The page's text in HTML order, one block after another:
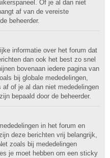
Of je al dan niet
af van de vereiste
beheerder.
informatie over het forum dat
dan ook het best zo snel
bovenaan iedere pagina van
bij globale mededelingen,
of je al dan niet mededelingen
bepaald door de beheerder.
in het forum en
deze berichten vrij belangrijk,
zoals bij mededelingen
je moet hebben om een sticky